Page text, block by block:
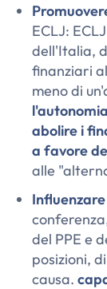
ECLJ:
dell'Italia,
finanziari
meno di
abolire i
a favore
alle
del PPE e
posizioni,
causa.